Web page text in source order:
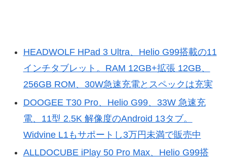
HEADWOLF HPad 3 Ultra、Helio G99搭載の11
インチタブレット。RAM 12GB+拡張 12GB、
256GB ROM、30W急速充電とスペックは充実
DOOGEE T30 Pro、Helio G99、33W 急速充
電、11型 2.5K 解像度のAndroid 13タブ。
Widvine L1もサポートし3万円未満で販売中
ALLDOCUBE iPlay 50 Pro Max、Helio G99搭